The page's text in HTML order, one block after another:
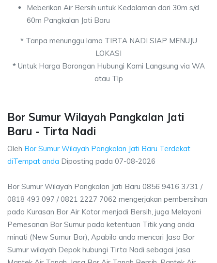
Meberikan Air Bersih untuk Kedalaman dari 30m s/d
60m Pangkalan Jati Baru
*Tanpa menunggu lama TIRTA NADI SIAP MENUJU
LOKASI
*Untuk Harga Borongan Hubungi Kami Langsung via WA
atau Tlp
Bor Sumur Wilayah Pangkalan Jati
Baru - Tirta Nadi
Oleh Bor Sumur Wilayah Pangkalan Jati Baru Terdekat
diTempat anda Diposting pada 07-08-2026
Bor Sumur Wilayah Pangkalan Jati Baru 0856 9416 3731 /
0818 493 097 / 0821 2227 7062 mengerjakan pembersihan
pada Kurasan Bor Air Kotor menjadi Bersih, juga Melayani
Pemesanan Bor Sumur pada ketentuan Titik yang anda
minati (New Sumur Bor), Apabila anda mencari Jasa Bor
Sumur wilayah Depok hubungi Tirta Nadi sebagai Jasa